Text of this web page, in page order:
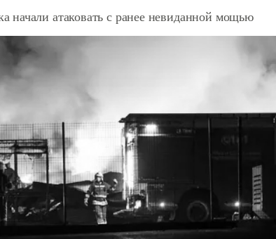
начали атаковать с ранее невиданной мощью